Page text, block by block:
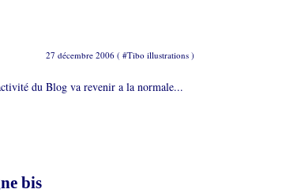
27 décembre 2006 ( #Tibo illustrations )
du Blog va revenir a la normale...
bis